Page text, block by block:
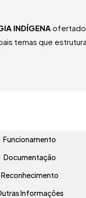
INDÍGENA ofertado
temas que
Funcionamento
Documentação
Reconhecimento
Informações